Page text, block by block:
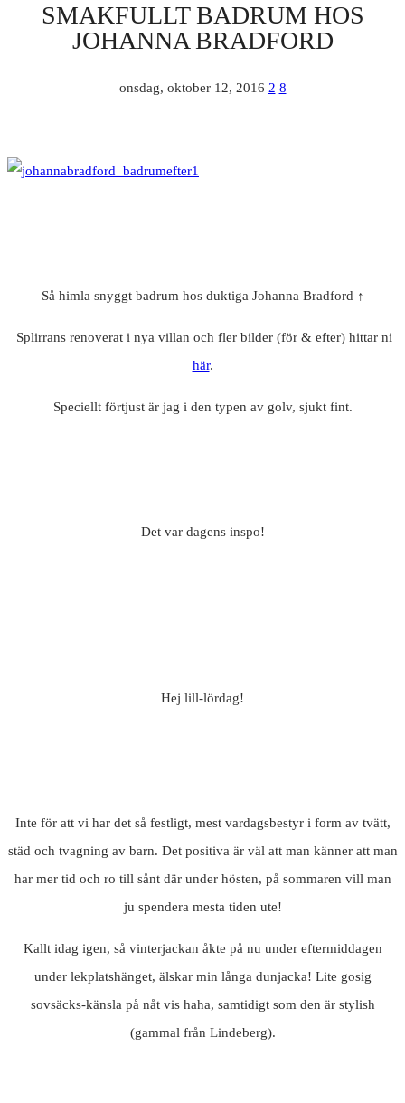
SMAKFULLT BADRUM HOS
JOHANNA BRADFORD
onsdag, oktober 12, 2016 2 8
Så himla snyggt badrum hos duktiga Johanna Bradford ↑
Splirrans renoverat i nya villan och fler bilder (för & efter) hittar ni
här.
Speciellt förtjust är jag i den typen av golv, sjukt fint.
Det var dagens inspo!
Hej lill-lördag!
Inte för att vi har det så festligt, mest vardagsbestyr i form av tvätt,
städ och tvagning av barn. Det positiva är väl att man känner att man
har mer tid och ro till sånt där under hösten, på sommaren vill man
ju spendera mesta tiden ute!
Kallt idag igen, så vinterjackan åkte på nu under eftermiddagen
under lekplatshänget, älskar min långa dunjacka! Lite gosig
sovsäcks-känsla på nåt vis haha, samtidigt som den är stylish
(gammal från Lindeberg).